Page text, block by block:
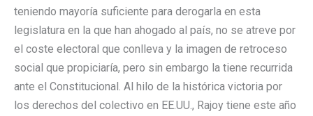
teniendo mayoría suficiente para derogarla en esta
legislatura en la que han ahogado al país, no se atreve por
el coste electoral que conlleva y la imagen de retroceso
social que propiciaría, pero sin embargo la tiene recurrida
ante el Constitucional. Al hilo de la histórica victoria por
los derechos del colectivo en EE.UU., Rajoy tiene este año